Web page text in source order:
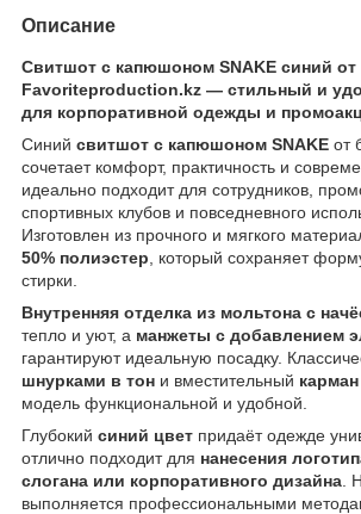
Описание
Свитшот с капюшоном SNAKE синий от
Favoriteproduction.kz — стильный и
для корпоративной одежды и
Синий свитшот с капюшоном SNAKE от
сочетает комфорт, практичность и
идеально подходит для сотрудников,
спортивных клубов и повседневного
Изготовлен из прочного и мягкого
50% полиэстер , который сохраняет
стирки.
Внутренняя отделка из мольтона с
тепло и уют, а манжеты с добавлением
гарантируют идеальную посадку.
шнурками в тон и вместительный карман
модель функциональной и удобной.
Глубокий синий цвет придаёт одежде
отлично подходит для нанесения
слогана или корпоративного дизайна .
выполняется профессиональными